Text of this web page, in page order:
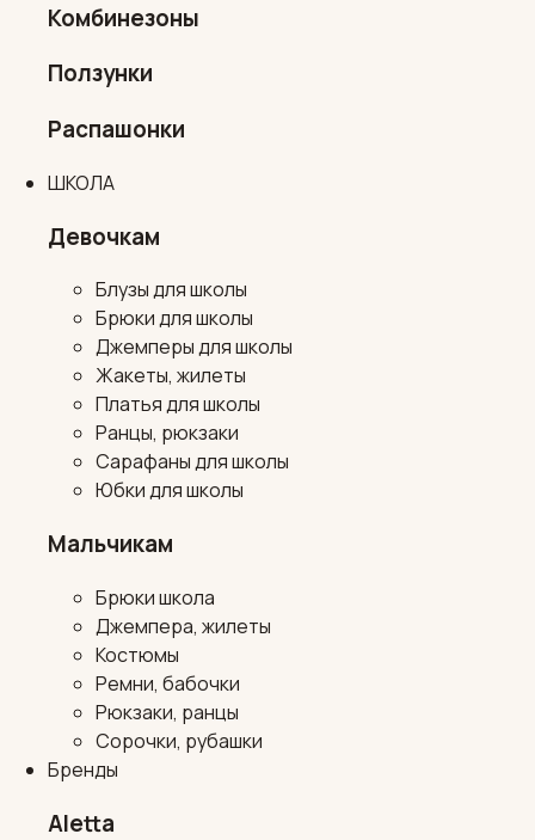
Комбинезоны
Ползунки
Распашонки
ШКОЛА
Девочкам
Блузы для школы
Брюки для школы
Джемперы для школы
Жакеты, жилеты
Платья для школы
Ранцы, рюкзаки
Сарафаны для школы
Юбки для школы
Мальчикам
Брюки школа
Джемпера, жилеты
Костюмы
Ремни, бабочки
Рюкзаки, ранцы
Сорочки, рубашки
Бренды
Aletta